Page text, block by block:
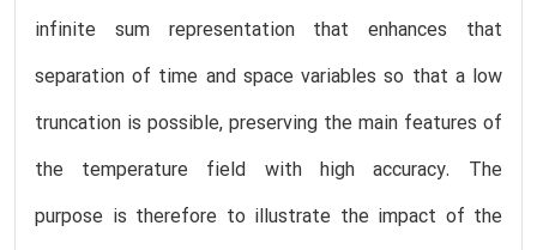
infinite sum representation that enhances that
separation of time and space variables so that a low
truncation is possible, preserving the main features of
the temperature field with high accuracy. The
purpose is therefore to illustrate the impact of the